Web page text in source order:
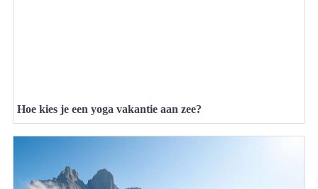
Hoe kies je een yoga vakantie aan zee?